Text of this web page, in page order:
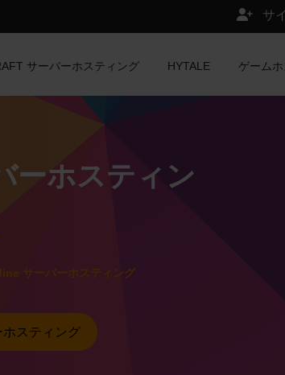
サ
サーバーホスティング HYTALE ゲーム
ーホスティン
サーバーホスティング
ホスティング